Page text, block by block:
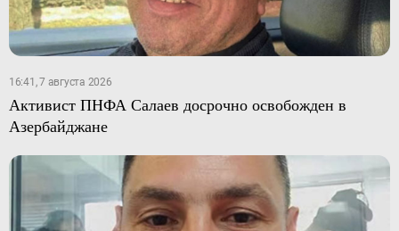
16:41, 7 августа 2026
Активист ПНФА Салаев досрочно освобожден в
Азербайджане